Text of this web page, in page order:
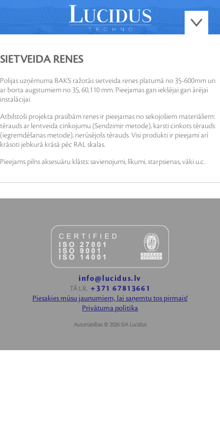
SIETVEIDA RENES
Polijas uzņēmuma BAKS ražotās sietveida renes platumā no 35-600mm un
ar borta augstumiem no 35, 60,110 mm. Pieejamas gan iekšējai gan ārējai
instalācijai.
Atbilstoši projekta prasībām renes ir pieejamas no sekojošiem materiāliem:
tērauds ar lentveida cinkojumu (Sendzimir metode), karsti cinkots tērauds
(iegremdēšanas metode), nerūsējošs tērauds. Visi produkti ir pieejami arī
krāsoti jebkurā krāsā pēc RAL skalas.
Pieejams pilns aksesuāru klāsts: savienojumi, līkumi, starpsienas, vāki u.c.
info@lucidus.lv
TĀLR. +371 67813661
Piesakies mūsu jaunumiem, lai saņemtu tos pirmais!
Privātuma politika
Autortiesības © 2026 SIA Lucidus